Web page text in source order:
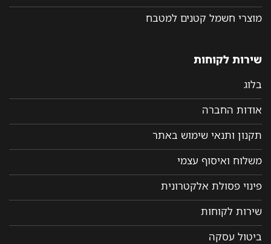
מוצרי חשמל קטנים למטבח
שירות לקוחות
בלוג
אודות החברה
תקנון ותנאי שימוש באתר
משלוח ואיסוף עצמי
פינוי פסולת אלקטרונית
שירות לקוחות
ביטול עסקה